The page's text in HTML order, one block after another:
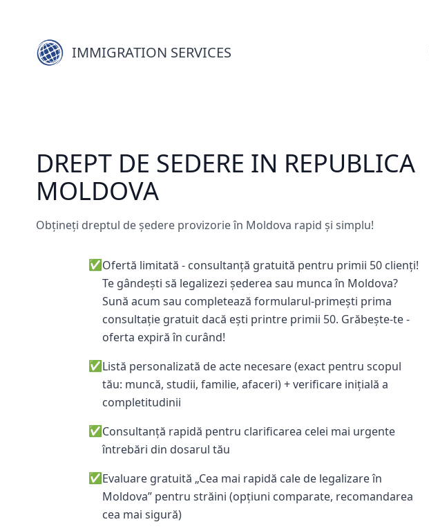
IMMIGRATION SERVICES
DREPT DE SEDERE IN REPUBLICA
MOLDOVA
Obțineți dreptul de ședere provizorie în Moldova rapid și simplu!
✅Ofertă limitată - consultanță gratuită pentru primii 50 clienți!
Te gândești să legalizezi șederea sau munca în Moldova?
Sună acum sau completează formularul-primești prima
consultație gratuit dacă ești printre primii 50. Grăbește-te -
oferta expiră în curând!
✅Listă personalizată de acte necesare (exact pentru scopul
tău: muncă, studii, familie, afaceri) + verificare inițială a
completitudinii
✅Consultanță rapidă pentru clarificarea celei mai urgente
întrebări din dosarul tău
✅Evaluare gratuită „Cea mai rapidă cale de legalizare în
Moldova” pentru străini (opțiuni comparate, recomandarea
cea mai sigură)